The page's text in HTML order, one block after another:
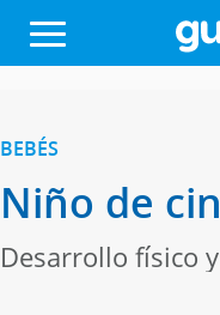
BEBÉS
Niño de
Desarrollo físico